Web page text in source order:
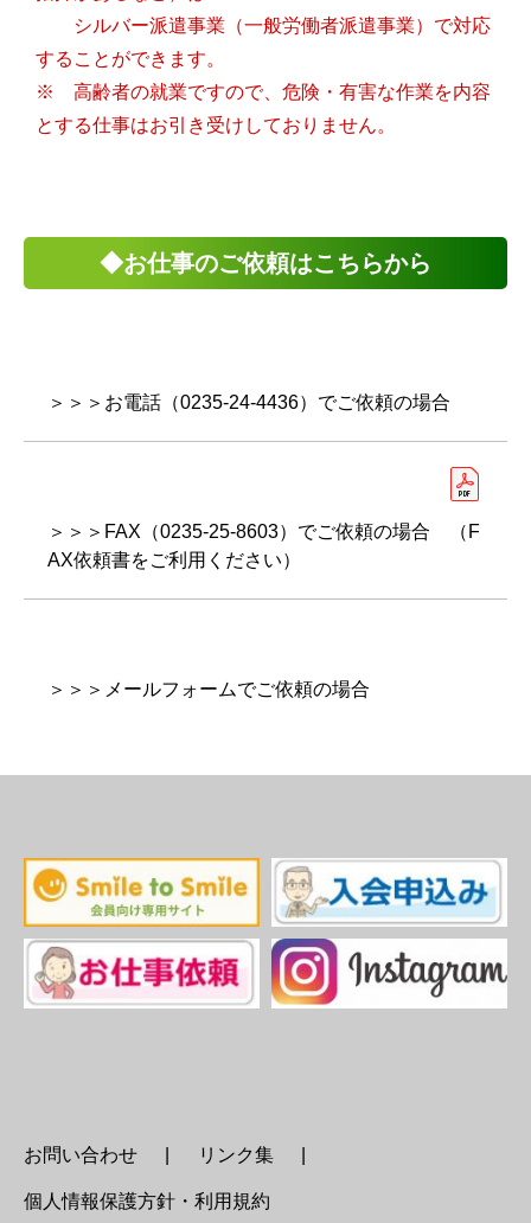
シルバー派遣事業 （一般労働者派遣事業）で対応
することができます。
※ 高齢者の就業ですので、危険・有害な作業を内容
とする仕事はお引き受けしておりません。
◆お仕事のご依頼はこちらから
＞＞＞お電話（0235-24-4436）でご依頼の場合
＞＞＞FAX（0235-25-8603）でご依頼の場合 （F
AX依頼書をご利用ください）
＞＞＞メールフォームでご依頼の場合
お問い合わせ リンク集
個人情報保護方針・利用規約